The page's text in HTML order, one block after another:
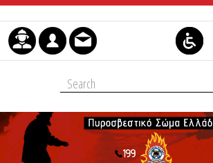
Μετάβαση στο περιεχόμενο